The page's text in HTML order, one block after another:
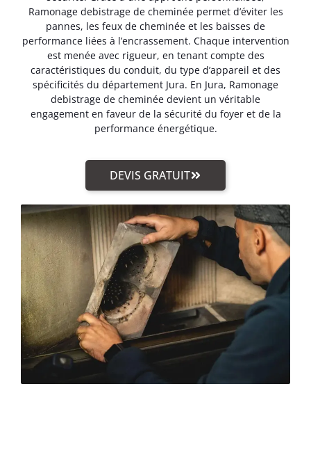
Ramonage debistrage de cheminée permet d’éviter les
pannes, les feux de cheminée et les baisses de
performance liées à l’encrassement. Chaque intervention
est menée avec rigueur, en tenant compte des
caractéristiques du conduit, du type d’appareil et des
spécificités du département Jura. En Jura, Ramonage
debistrage de cheminée devient un véritable
engagement en faveur de la sécurité du foyer et de la
performance énergétique.
DEVIS GRATUIT